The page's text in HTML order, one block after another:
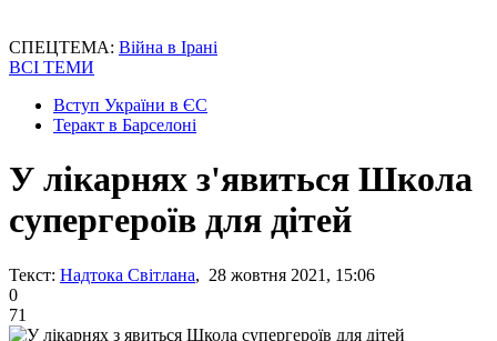
СПЕЦТЕМА: Війна в Ірані
ВСІ ТЕМИ
Вступ України в ЄС
Теракт в Барселоні
У лікарнях з'явиться Школа
супергероїв для дітей
Текст: Надтока Світлана, 28 жовтня 2021, 15:06
0
71